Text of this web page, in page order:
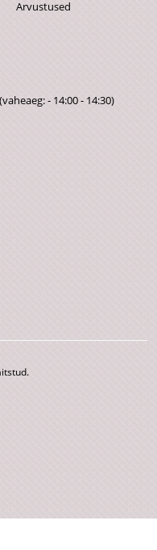
Arvustused
- 14:00 - 14:30)